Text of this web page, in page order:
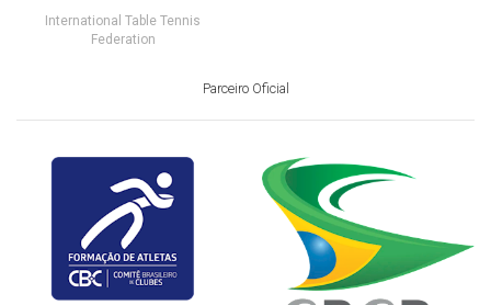
International Table Tennis
Federation
Parceiro Oficial